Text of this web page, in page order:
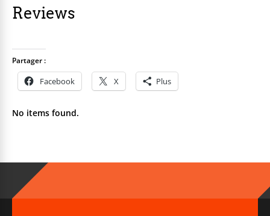
Reviews
Partager :
Facebook X Plus
No items found.